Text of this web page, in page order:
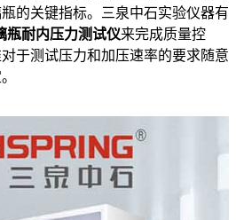
的关键指标。三泉中石实验仪器有
瓶耐内压力测试仪来完成质量控
于测试压力和加压速率的要求随意